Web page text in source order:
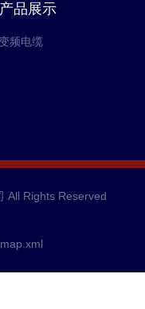
产品展示
频电缆
All Rights Reserved